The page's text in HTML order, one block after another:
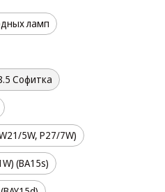
ламп
Софитка
5W, Р27/7W)
(BA15s)